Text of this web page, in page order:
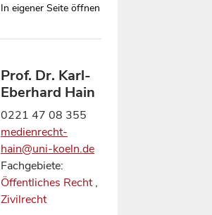
In eigener Seite öffnen
Prof. Dr. Karl-
Eberhard Hain
0221 47 08 355
medienrecht-
hain@uni-koeln.de
Fachgebiete:
Öffentliches Recht,
Zivilrecht